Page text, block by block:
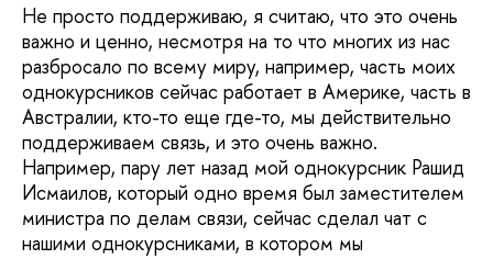
Не просто поддерживаю, я считаю, что это очень
важно и ценно, несмотря на то что многих из нас
разбросало по всему миру, например, часть моих
однокурсников сейчас работает в Америке, часть в
Австралии, кто-то еще где-то, мы действительно
поддерживаем связь, и это очень важно.
Например, пару лет назад мой однокурсник Рашид
Исмаилов, который одно время был заместителем
министра по делам связи, сейчас сделал чат с
нашими однокурсниками, в котором мы